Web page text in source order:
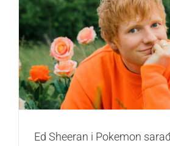
Ed Sheeran i Pokemon sarađuju u
Zvezde
Ed Sheeran i Pokemon